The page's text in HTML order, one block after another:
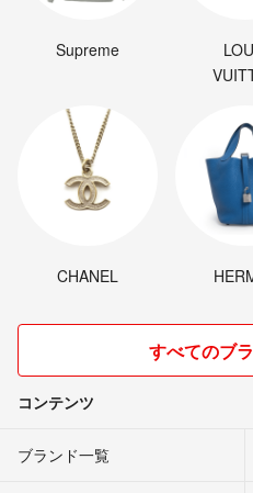
Supreme
CHANEL
すべてのブ
コンテンツ
ブランド一覧